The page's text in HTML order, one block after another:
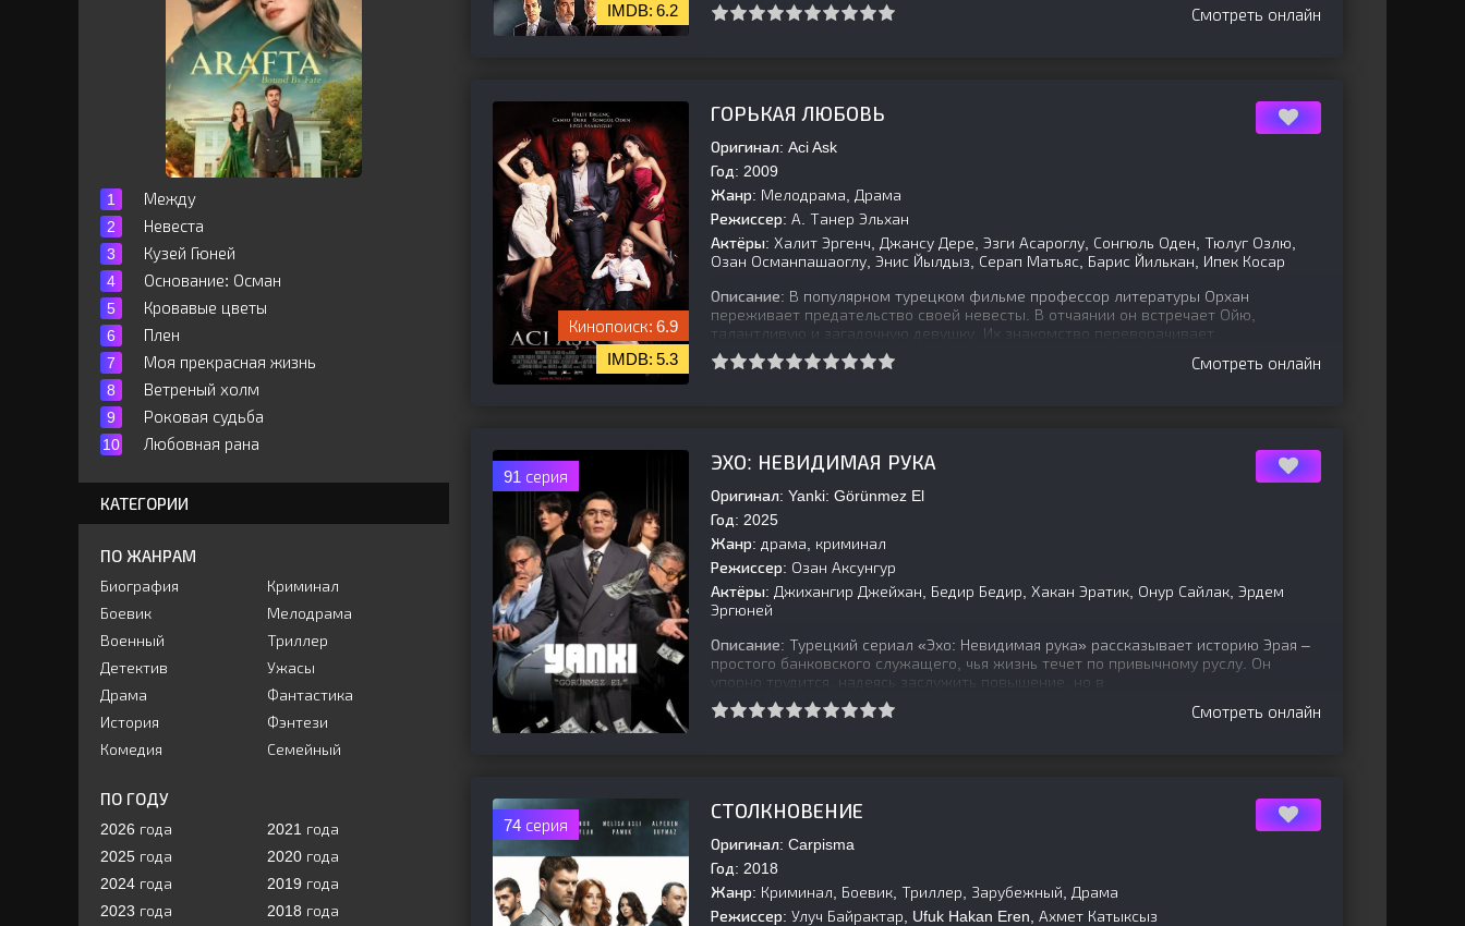
6.2
Смотреть онлайн
6.9
5.3
ГОРЬКАЯ ЛЮБОВЬ
Оригинал: Aci Ask
Год: 2009
Жанр: Мелодрама, Драма
Режиссер: А. Танер Эльхан
Актёры: Халит Эргенч, Джансу Дере, Эзги Асароглу, Сонгюль Оден, Тюлуг Озлю,
Озан Османпашаоглу, Энис Йылдыз, Серап Матьяс, Барис Йилькан, Ипек Косар
Описание: В популярном турецком фильме профессор литературы Орхан
переживает предательство своей невесты. В отчаянии он встречает Ойю,
талантливую и загадочную девушку. Их знакомство переворачивает
Смотреть онлайн
91 серия
ЭХО: НЕВИДИМАЯ РУКА
Оригинал: Yanki: Görünmez El
Год: 2025
Жанр: драма, криминал
Режиссер: Озан Аксунгур
Актёры: Джихангир Джейхан, Бедир Бедир, Хакан Эратик, Онур Сайлак, Эрдем
Эргюней
Описание: Турецкий сериал «Эхо: Невидимая рука» рассказывает историю Эрая –
простого банковского служащего, чья жизнь течет по привычному руслу. Он
упорно трудится, надеясь заслужить повышение, но в
Смотреть онлайн
74 серия
СТОЛКНОВЕНИЕ
Оригинал: Carpisma
Год: 2018
Жанр: Криминал, Боевик, Триллер, Зарубежный, Драма
Режиссер: Улуч Байрактар, Ufuk Hakan Eren, Ахмет Катыксыз
Между
Невеста
Кузей Гюней
Основание: Осман
Кровавые цветы
Плен
Моя прекрасная жизнь
Ветреный холм
Роковая судьба
Любовная рана
КАТЕГОРИИ
ПО ЖАНРАМ
Биография
Боевик
Военный
Детектив
Драма
История
Комедия
Криминал
Мелодрама
Триллер
Ужасы
Фантастика
Фэнтези
Семейный
ПО ГОДУ
2026 года
2025 года
2024 года
2023 года
2021 года
2020 года
2019 года
2018 года